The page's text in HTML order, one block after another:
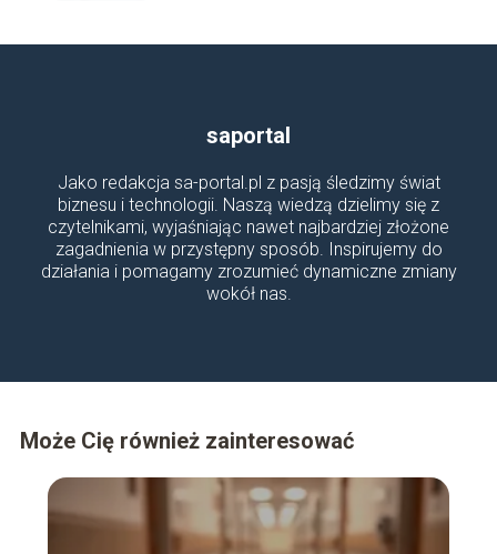
saportal
Jako redakcja sa-portal.pl z pasją śledzimy świat
biznesu i technologii. Naszą wiedzą dzielimy się z
czytelnikami, wyjaśniając nawet najbardziej złożone
zagadnienia w przystępny sposób. Inspirujemy do
działania i pomagamy zrozumieć dynamiczne zmiany
wokół nas.
Może Cię również zainteresować